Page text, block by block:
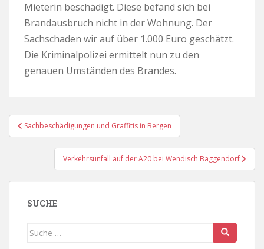
Mieterin beschädigt. Diese befand sich bei
Brandausbruch nicht in der Wohnung. Der
Sachschaden wir auf über 1.000 Euro geschätzt.
Die Kriminalpolizei ermittelt nun zu den
genauen Umständen des Brandes.
Beitragsnavigation
Sachbeschädigungen und Graffitis in Bergen
Verkehrsunfall auf der A20 bei Wendisch Baggendorf
SUCHE
Suche